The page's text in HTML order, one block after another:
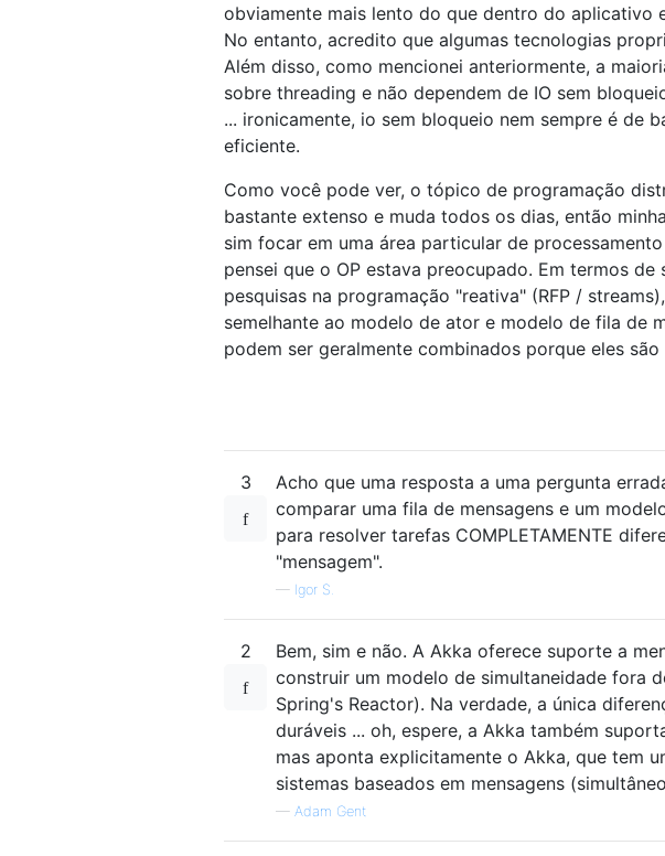
obviamente mais lento do que dentro do aplicativo
No entanto, acredito que algumas tecnologias
Além disso, como mencionei anteriormente, a
sobre threading e não dependem de IO sem
... ironicamente, io sem bloqueio nem sempre é de
eficiente.
Como você pode ver, o tópico de programação
bastante extenso e muda todos os dias, então
sim focar em uma área particular de
pensei que o OP estava preocupado. Em termos
pesquisas na programação "reativa" (RFP /
semelhante ao modelo de ator e modelo de fila de
podem ser geralmente combinados porque eles
3
Acho que uma resposta a uma pergunta
comparar uma fila de mensagens e um
para resolver tarefas COMPLETAMENTE
"mensagem".
— Igor S.
2
Bem, sim e não. A Akka oferece suporte a
construir um modelo de simultaneidade fora
Spring's Reactor). Na verdade, a única
duráveis ​​... oh, espere, a Akka também
mas aponta explicitamente o Akka, que tem
sistemas baseados em mensagens
— Adam Gent